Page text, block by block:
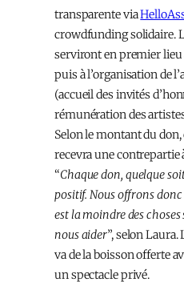
transparente via
crowdfunding solidaire.
serviront en premier lieu
puis à l’organisation de
(accueil des invités
rémunération des
Selon le montant du
recevra une contrepartie
“Chaque don, quelque
positif. Nous offrons
est la moindre des
nous aider”, selon Laura.
va de la boisson offerte
un spectacle privé.